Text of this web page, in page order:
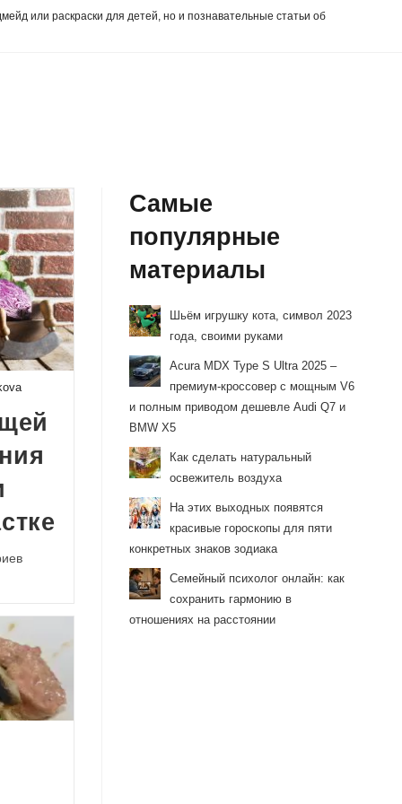
или раскраски для детей, но и познавательные статьи об
Самые
популярные
материалы
Шьём игрушку кота, символ 2023
года, своими руками
Acura MDX Type S Ultra 2025 –
премиум-кроссовер с мощным V6
и полным приводом дешевле Audi Q7 и
BMW X5
Как сделать натуральный
освежитель воздуха
На этих выходных появятся
красивые гороскопы для пяти
конкретных знаков зодиака
Семейный психолог онлайн: как
сохранить гармонию в
отношениях на расстоянии